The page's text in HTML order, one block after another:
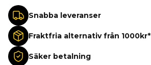
Snabba leveranser
Fraktfria alternativ från 1000kr*
Säker betalning